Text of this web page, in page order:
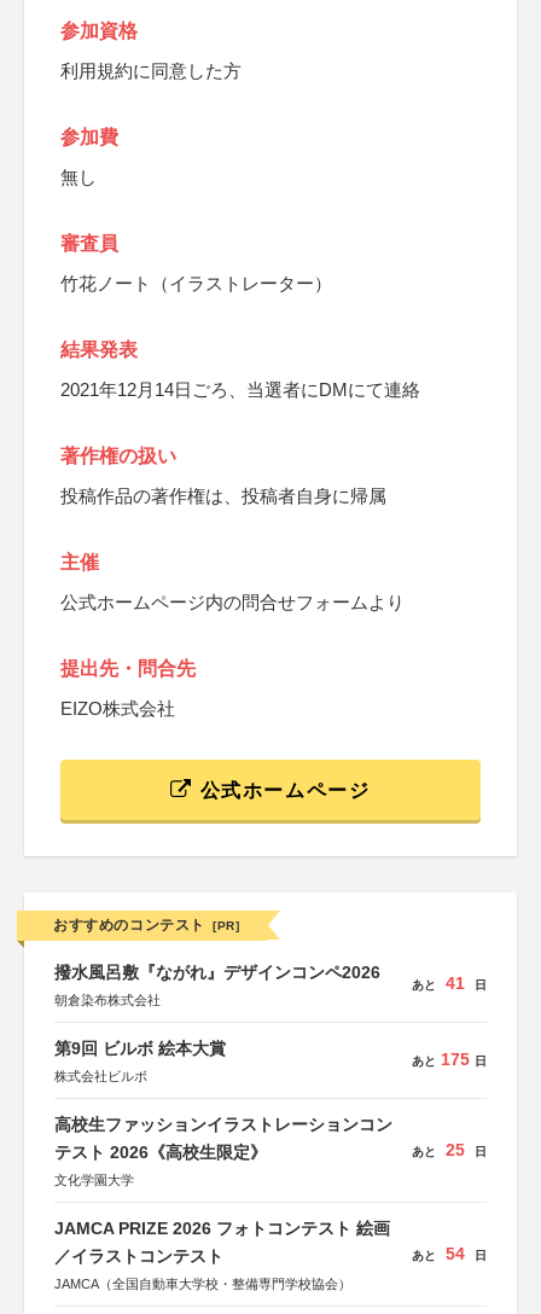
参加資格
利用規約に同意した方
参加費
無し
審査員
竹花ノート（イラストレーター）
結果発表
2021年12月14日ごろ、当選者にDMにて連絡
著作権の扱い
投稿作品の著作権は、投稿者自身に帰属
主催
公式ホームページ内の問合せフォームより
提出先・問合先
EIZO株式会社
公式ホームページ
おすすめのコンテスト [PR]
撥水風呂敷『ながれ』デザインコンペ2026
朝倉染布株式会社
あと 41 日
第9回 ビルボ 絵本大賞
株式会社ビルボ
あと 175 日
高校生ファッションイラストレーションコン
テスト 2026《高校生限定》
文化学園大学
あと 25 日
JAMCA PRIZE 2026 フォトコンテスト 絵画
／イラストコンテスト
JAMCA（全国自動車大学校・整備専門学校協会）
あと 54 日